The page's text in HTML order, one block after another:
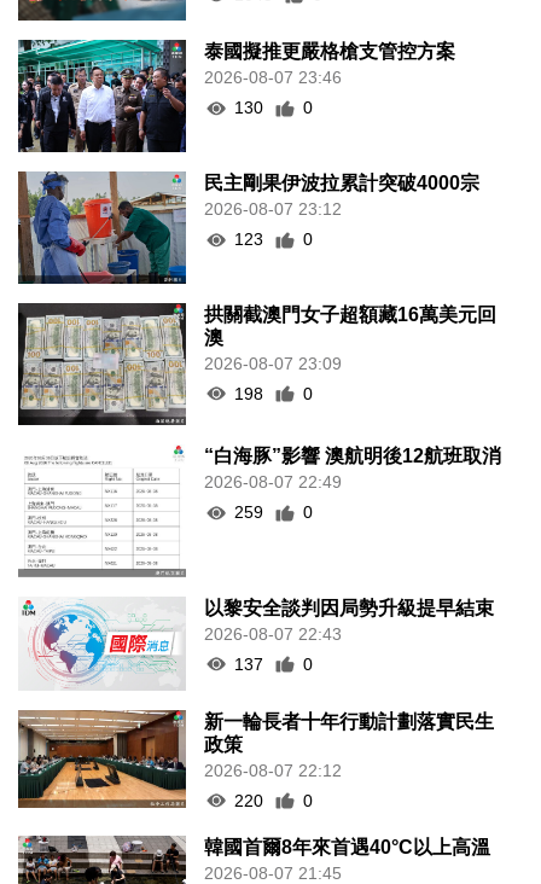
泰國擬推更嚴格槍支管控方案
2026-08-07 23:46
130
0
民主剛果伊波拉累計突破4000宗
2026-08-07 23:12
123
0
拱關截澳門女子超額藏16萬美元回
澳
2026-08-07 23:09
198
0
“白海豚”影響 澳航明後12航班取消
2026-08-07 22:49
259
0
以黎安全談判因局勢升級提早結束
2026-08-07 22:43
137
0
新一輪長者十年行動計劃落實民生
政策
2026-08-07 22:12
220
0
韓國首爾8年來首遇40°C以上高溫
2026-08-07 21:45